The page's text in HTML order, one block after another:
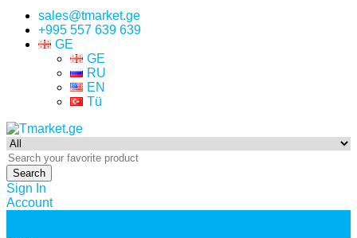
sales@tmarket.ge
+995 557 639 639
GE
GE
RU
EN
Tü
Search
Sign In
Account